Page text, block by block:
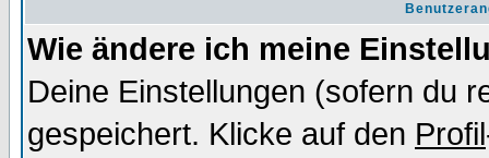
Wie ändere ich meine
Deine Einstellungen (sofern du
gespeichert. Klicke auf den Profil